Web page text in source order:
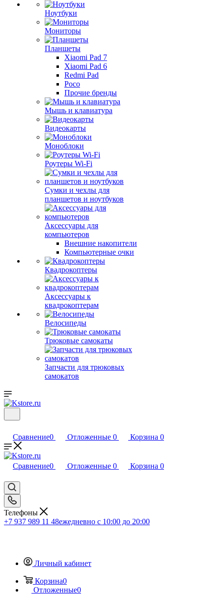
Ноутбуки
Мониторы
Планшеты
Xiaomi Pad 7
Xiaomi Pad 6
Redmi Pad
Poco
Прочие бренды
Мышь и клавиатура
Видеокарты
Моноблоки
Роутеры Wi-Fi
Сумки и чехлы для
планшетов и ноутбуков
Аксессуары для
компьютеров
Внешние накопители
Компьютерные очки
Квадрокоптеры
Аксессуары к
квадрокоптерам
Велосипеды
Трюковые самокаты
Запчасти для трюковых
самокатов
Сравнение0 Отложенные 0 Корзина 0
Сравнение0 Отложенные 0 Корзина 0
Телефоны
+7 937 989 11 48ежедневно с 10:00 до 20:00
Личный кабинет
Корзина0
Отложенные0